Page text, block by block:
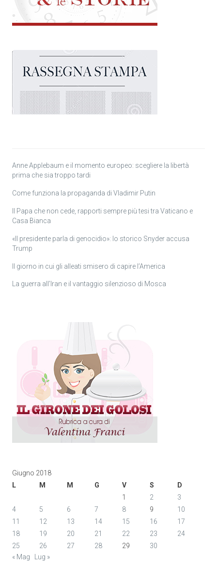
Anne Applebaum e il momento europeo: scegliere la libertà
prima che sia troppo tardi
Come funziona la propaganda di Vladimir Putin
Il Papa che non cede, rapporti sempre più tesi tra Vaticano e
Casa Bianca
«Il presidente parla di genocidio»: lo storico Snyder accusa
Trump
Il giorno in cui gli alleati smisero di capire l’America
La guerra all’Iran e il vantaggio silenzioso di Mosca
Giugno 2018
L
M M G V S
D
1
2
3
4
5 6 7 8 9
10
11
12 13 14 15 16
17
18
19 20 21 22 23
24
25
26 27 28 29
30
« Mag
Lug »